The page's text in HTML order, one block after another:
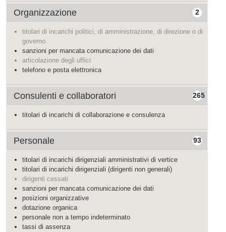
2
Organizzazione
titolari di incarichi politici, di amministrazione, di direzione o di
governo
sanzioni per mancata comunicazione dei dati
articolazione degli uffici
telefono e posta elettronica
265
Consulenti e collaboratori
titolari di incarichi di collaborazione e consulenza
93
Personale
titolari di incarichi dirigenziali amministrativi di vertice
titolari di incarichi dirigenziali (dirigenti non generali)
dirigenti cessati
sanzioni per mancata comunicazione dei dati
posizioni organizzative
dotazione organica
personale non a tempo indeterminato
tassi di assenza